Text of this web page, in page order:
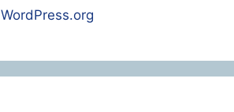
WordPress.org